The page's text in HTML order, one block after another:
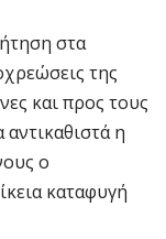
στα
της
και προς τους
η
ο
καταφυγή